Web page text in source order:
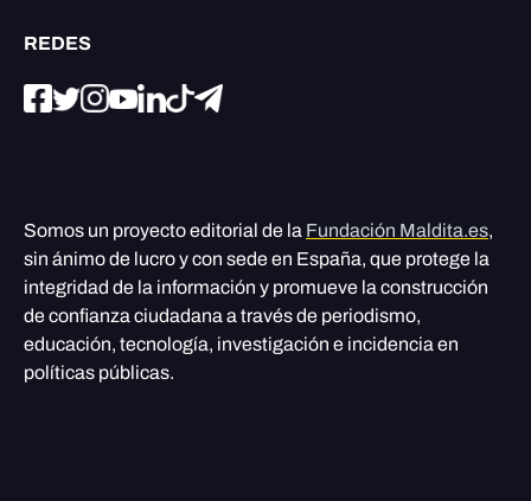
REDES
Somos un proyecto editorial de la Fundación Maldita.es,
sin ánimo de lucro y con sede en España, que protege la
integridad de la información y promueve la construcción
de confianza ciudadana a través de periodismo,
educación, tecnología, investigación e incidencia en
políticas públicas.